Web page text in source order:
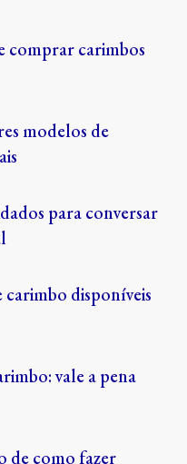
comprar carimbos
modelos de
para conversar
carimbo disponíveis
vale a pena
de como fazer